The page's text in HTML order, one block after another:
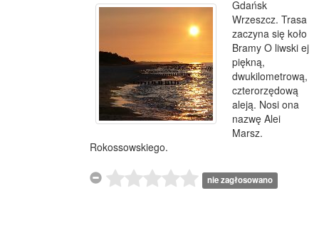
Gdańsk
Wrzeszcz. Trasa
zaczyna się koło
Bramy O liwski ej
piękną,
dwukilometrową,
czterorzędową
aleją. Nosi ona
nazwę Alei
Marsz.
Rokossowskiego.
nie zagłosowano